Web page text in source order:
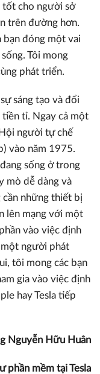
tốt cho người sở
trên đường hơn.
bạn đóng một vai
Tôi mong
phát triển.
sáng tạo và đổi
tỉ. Ngay cả một
người tự chế
vào năm 1975.
sống ở trong
mò dễ dàng và
cần những thiết bị
lên mạng với một
vào việc định
một người phát
tôi mong các bạn
gia vào việc định
hay Tesla tiếp
Nguyễn Hữu Huân
phần mềm tại Tesla